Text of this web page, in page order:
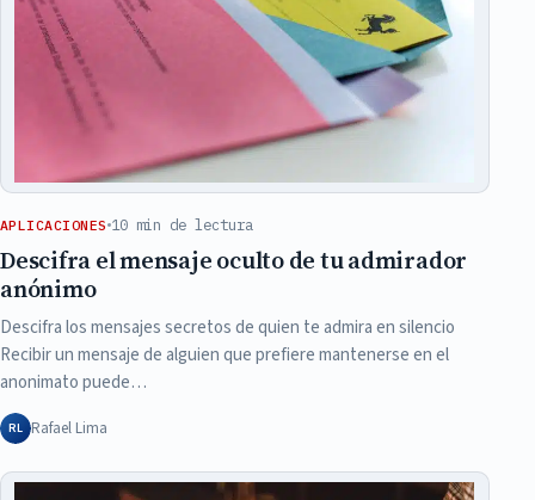
APLICACIONES 10 min de lectura
Descifra el mensaje oculto de tu admirador
anónimo
Descifra los mensajes secretos de quien te admira en silencio
Recibir un mensaje de alguien que prefiere mantenerse en el
anonimato puede…
RL Rafael Lima